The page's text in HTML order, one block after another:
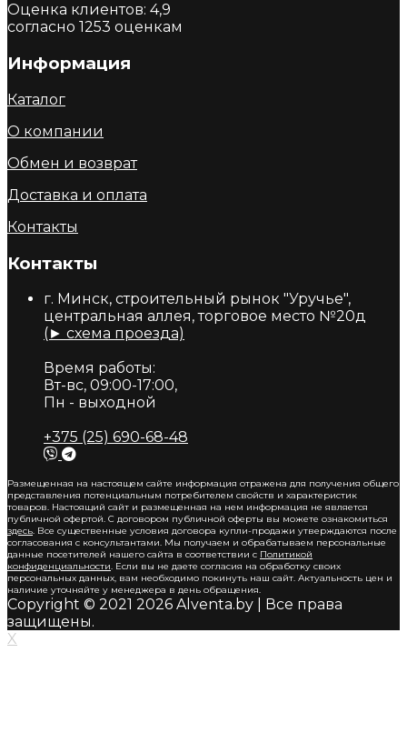
Оценка клиентов: 4,9
согласно 1253 оценкам
Информация
Каталог
О компании
Обмен и возврат
Доставка и оплата
Контакты
Контакты
г. Минск, строительный рынок "Уручье",
центральная аллея, торговое место №20д
(► схема проезда)
Время работы:
Вт-вс, 09:00-17:00,
Пн - выходной
+375 (25) 690-68-48
Размещенная на настоящем сайте информация отражена для получения общего
представления потенциальным потребителем свойств и характеристик
товаров. Настоящий сайт и размещенная на нем информация не является
публичной офертой. С договором публичной оферты вы можете ознакомиться
здесь. Все существенные условия договора купли-продажи утверждаются после
согласования с консультантами. Мы получаем и обрабатываем персональные
данные посетителей нашего сайта в соответствии с Политикой
конфиденциальности. Если вы не даете согласия на обработку своих
персональных данных, вам необходимо покинуть наш сайт. Актуальность цен и
наличие уточняйте у менеджера в день обращения.
Copyright © 2021 2026 Alventa.by | Все права
защищены.
X